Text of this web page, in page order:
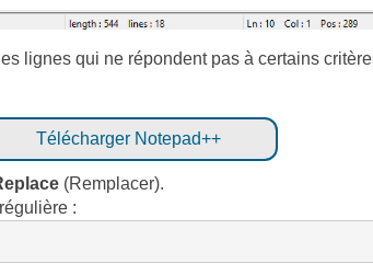
lignes qui ne répondent pas à certains
Télécharger Notepad++
(Remplacer).
: